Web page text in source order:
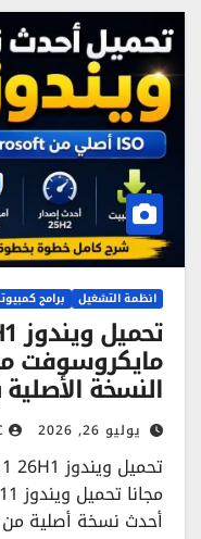
انظمة التشغيل برامج
النسخة
يوليو 26, 2026
أحدث نسخة أصلية من Windows…